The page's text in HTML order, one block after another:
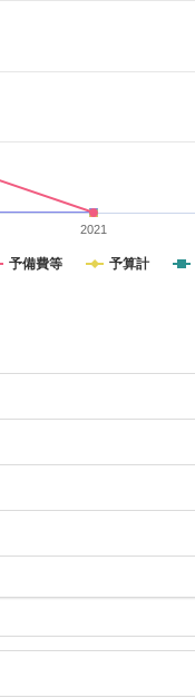
予備費等 予算計
2021